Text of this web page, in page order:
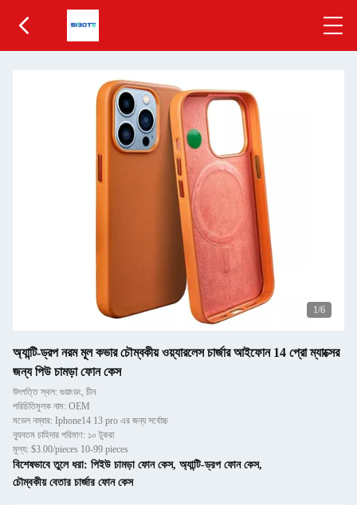
1/6
অ্যান্টি-ড্রপ নরম মূল কভার চৌম্বকীয় ওয়্যারলেস চার্জার আইফোন 14 প্রো ম্যাক্সের
জন্য পিউ চামড়া ফোন কেস
উৎপত্তি স্থল: গুয়াংডং, চীন
পরিচিতিমুলক নাম: OEM
মডেল নম্বার: Iphone14 13 pro এর জন্য সর্বোচ্চ
ন্যূনতম চাহিদার পরিমাণ: ১০ টুকরা
মূল্য: $3.00/pieces 10-99 pieces
বিশেষভাবে তুলে ধরা: পিইউ চামড়া ফোন কেস, অ্যান্টি-ড্রপ ফোন কেস,
চৌম্বকীয় বেতার চার্জার ফোন কেস